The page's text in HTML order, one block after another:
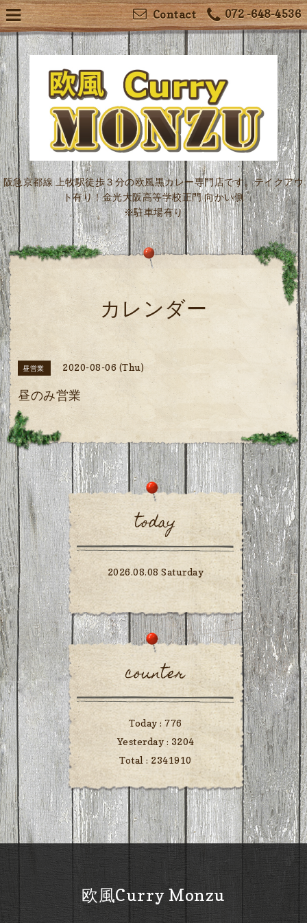
072 -648-4536
Contact
阪急京都線 上牧駅徒歩３分の欧風黒カレー専門店です。テイクアウ
ト有り！金光大阪高等学校正門 向かい側
※駐車場有り
カレンダー
昼営業 2020-08-06 (Thu)
昼のみ営業
today
2026.08.08 Saturday
counter
Today :776
Yesterday : 3204
Total : 2341910
欧風Curry Monzu